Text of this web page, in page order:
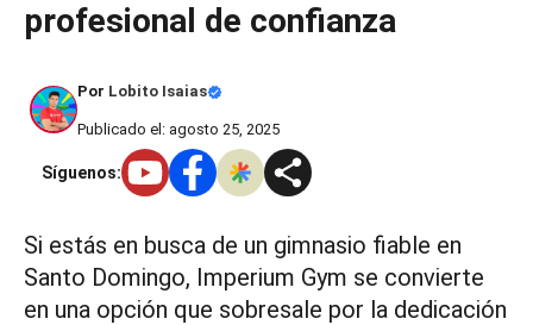
profesional de confianza
Por Lobito Isaias
Publicado el: agosto 25, 2025
Síguenos:
Si estás en busca de un gimnasio fiable en
Santo Domingo, Imperium Gym se convierte
en una opción que sobresale por la dedicación